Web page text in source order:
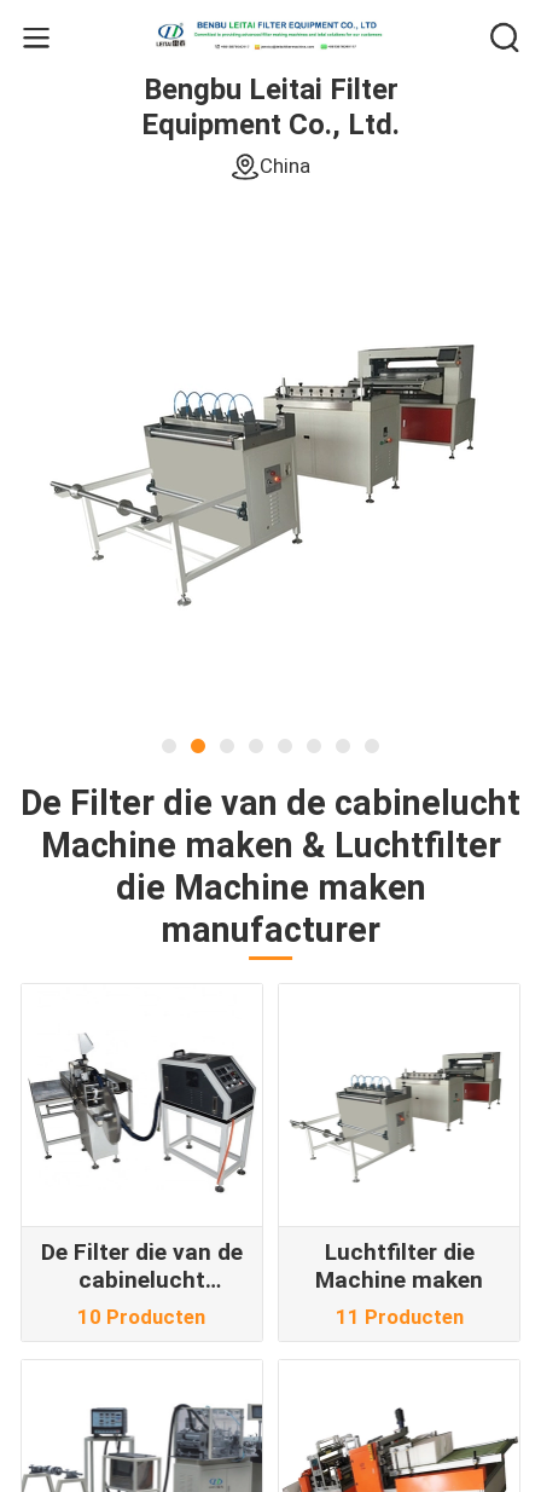
Bengbu Leitai Filter
Equipment Co., Ltd.
China
De Filter die van de cabinelucht
Machine maken & Luchtfilter
die Machine maken
manufacturer
De Filter die van de
cabinelucht
Machine maken
10 Producten
Luchtfilter die
Machine maken
11 Producten